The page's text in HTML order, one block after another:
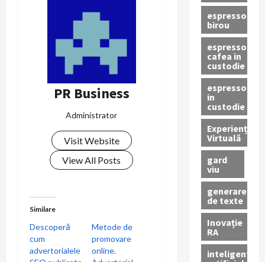
r
t
PR Business
Administrator
Visit Website
View All Posts
Similare
Descoperă
cum
advertorialele
Metode de
promovare
online.
espressor
birou
espressor
cafea in
custodie
espressor
in
custodie
Experiență
Virtuală
gard
viu
generare
de texte
Inovație
RA
inteligenta